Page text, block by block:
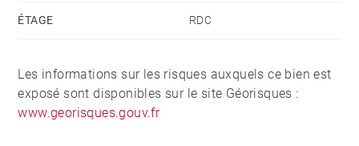
ÉTAGE RDC
Les informations sur les risques auxquels ce bien est
exposé sont disponibles sur le site Géorisques :
www.georisques.gouv.fr